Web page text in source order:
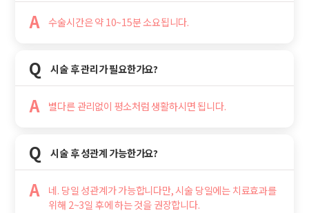
A 수술시간은 약 10~15분 소요됩니다.
Q 시술 후 관리가 필요한가요?
A 별다른 관리없이 평소처럼 생활하시면 됩니다.
Q 시술 후 성관계 가능한가요?
A
네. 당일 성관계가 가능합니다만, 시술 당일에는 치료효과를
위해 2~3일 후에 하는 것을 권장합니다.